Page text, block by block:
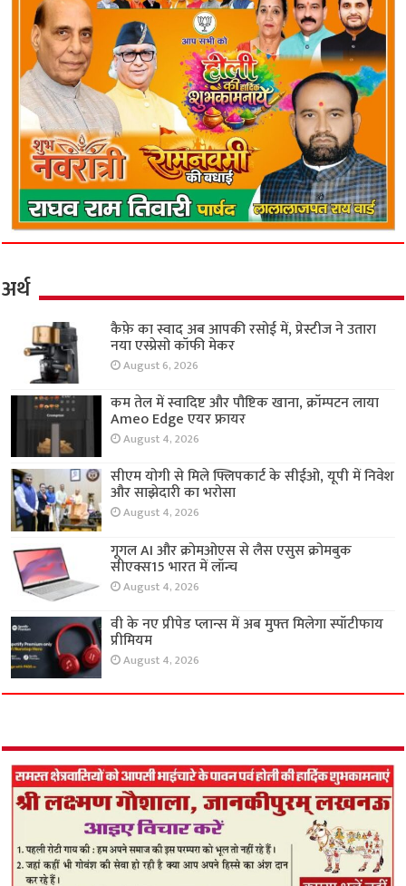
अर्थ
कैफ़े का स्वाद अब आपकी रसोई में, प्रेस्टीज ने उतारा
नया एस्प्रेसो कॉफी मेकर
August 6, 2026
कम तेल में स्वादिष्ट और पौष्टिक खाना, क्रॉम्पटन लाया
Ameo Edge एयर फ्रायर
August 4, 2026
सीएम योगी से मिले फ्लिपकार्ट के सीईओ, यूपी में निवेश
और साझेदारी का भरोसा
August 4, 2026
गूगल AI और क्रोमओएस से लैस एसुस क्रोमबुक
सीएक्स15 भारत में लॉन्च
August 4, 2026
वी के नए प्रीपेड प्लान्स में अब मुफ्त मिलेगा स्पॉटीफाय
प्रीमियम
August 4, 2026